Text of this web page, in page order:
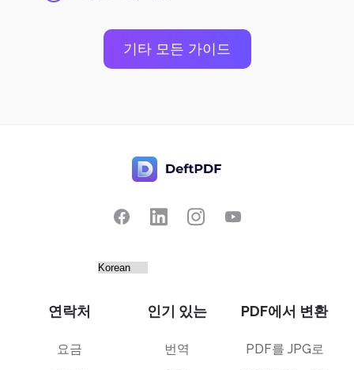
기타 모든 가이드
연락처
요금
인기 있는
번역
PDF에서 변환
PDF를 JPG로